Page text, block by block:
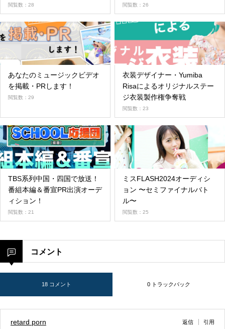
組出演！
閲覧数：28 閲覧数：26
あなたのミュージックビデオ
を掲載・PRします！
閲覧数：29
衣装デザイナー・Yumiba
Risaによるオリジナルステー
ジ衣装製作権争奪戦
閲覧数：23
TBS系列中国・四国で放送！
番組本編＆番宣PR出演オーデ
ィション！
閲覧数：21
ミスFLASH2024オーディシ
ョン 〜セミファイナルバト
ル〜
閲覧数：25
コメント
18 コメント 0 トラックバック
retard porn 返信 引用